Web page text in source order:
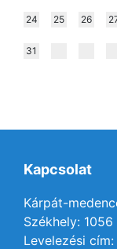
24 25 26
31
Kapcsolat
Kárpát-
Székhely:
Levelezési cím: